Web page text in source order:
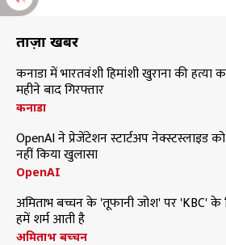
ताज़ा खबरें
कनाडा में भारतवंशी हिमांशी खुराना की हत्या
महीने बाद गिरफ्तार
कनाडा
OpenAI ने प्रेजेंटेशन स्टार्टअप नेक्स्टस्लाइड
नहीं किया खुलासा
OpenAI
अमिताभ बच्चन के 'तूफानी जोश' पर 'KBC' के
हमें शर्म आती है
अमिताभ बच्चन